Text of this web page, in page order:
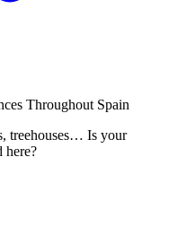
Throughout Spain
treehouses… Is your
here?